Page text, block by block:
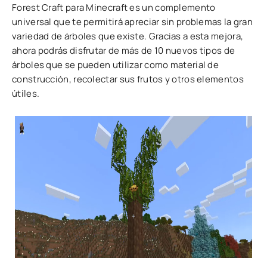
Forest Craft para Minecraft es un complemento
universal que te permitirá apreciar sin problemas la gran
variedad de árboles que existe. Gracias a esta mejora,
ahora podrás disfrutar de más de 10 nuevos tipos de
árboles que se pueden utilizar como material de
construcción, recolectar sus frutos y otros elementos
útiles.